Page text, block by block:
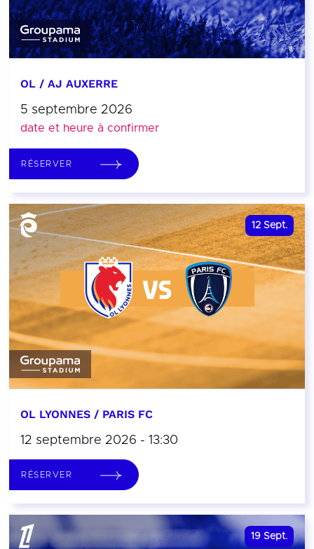
OL / AJ AUXERRE
5 septembre 2026
date et heure à confirmer
RÉSERVER
12 Sept.
OL LYONNES / PARIS FC
12 septembre 2026 - 13:30
RÉSERVER
19 Sept.